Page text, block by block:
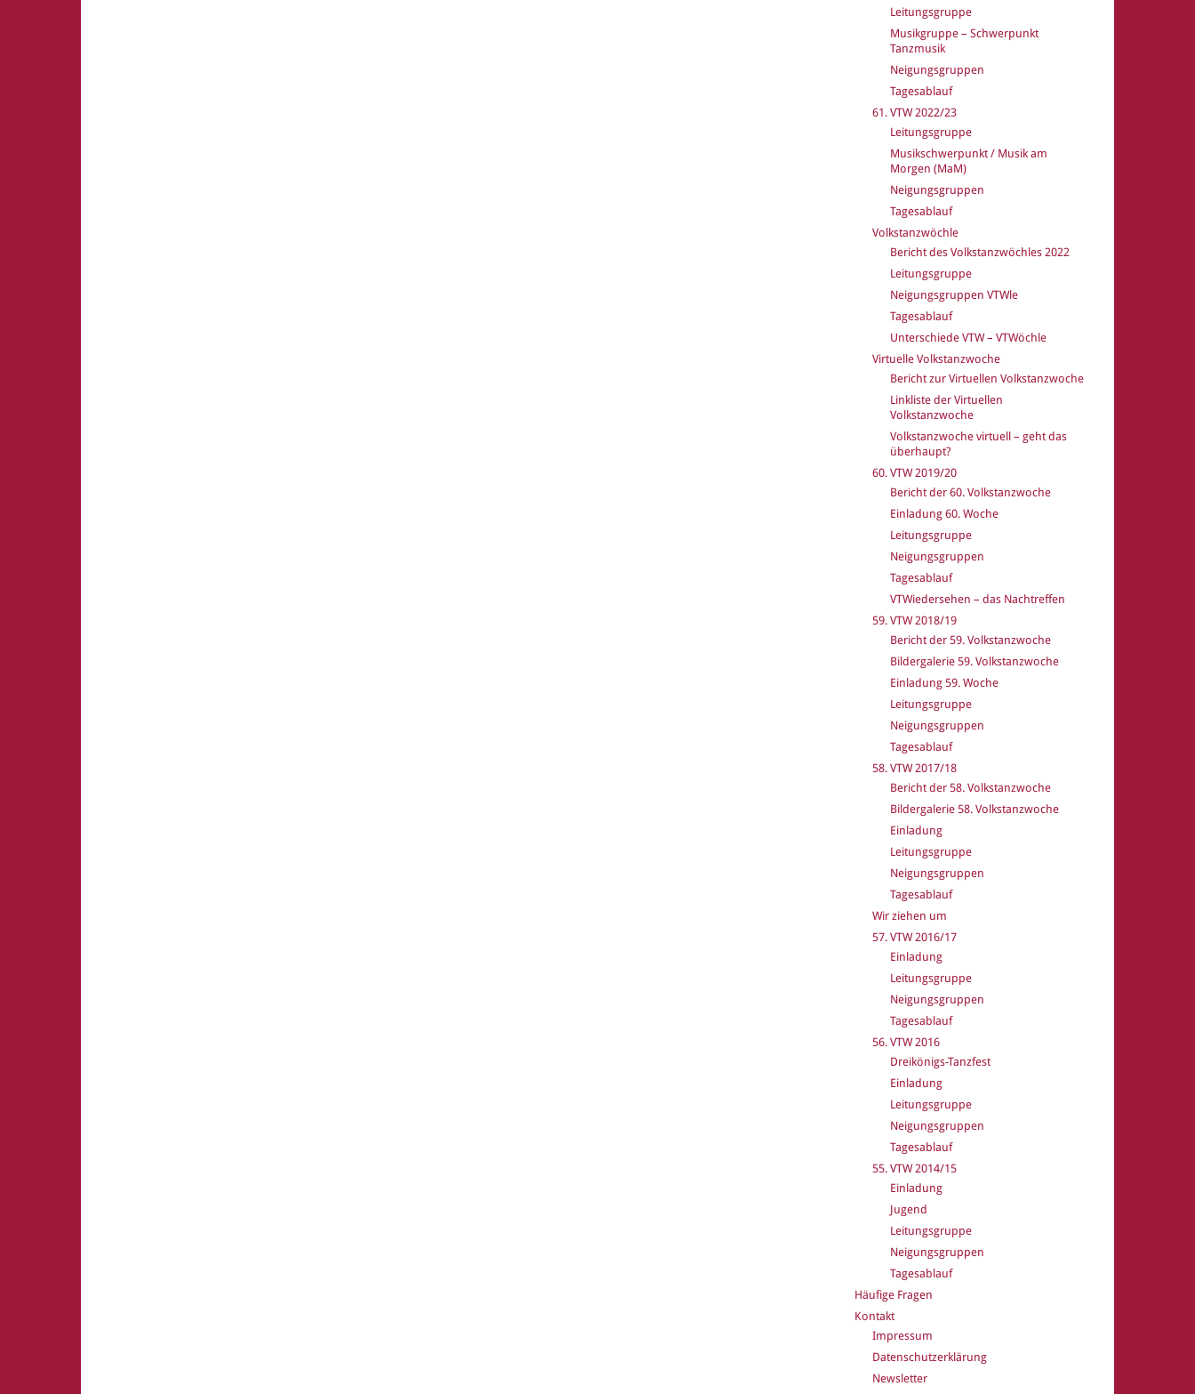
Leitungsgruppe
Musikgruppe – Schwerpunkt
Tanzmusik
Neigungsgruppen
Tagesablauf
61. VTW 2022/23
Leitungsgruppe
Musikschwerpunkt / Musik am
Morgen (MaM)
Neigungsgruppen
Tagesablauf
Volkstanzwöchle
Bericht des Volkstanzwöchles 2022
Leitungsgruppe
Neigungsgruppen VTWle
Tagesablauf
Unterschiede VTW – VTWöchle
Virtuelle Volkstanzwoche
Bericht zur Virtuellen Volkstanzwoche
Linkliste der Virtuellen
Volkstanzwoche
Volkstanzwoche virtuell – geht das
überhaupt?
60. VTW 2019/20
Bericht der 60. Volkstanzwoche
Einladung 60. Woche
Leitungsgruppe
Neigungsgruppen
Tagesablauf
VTWiedersehen – das Nachtreffen
59. VTW 2018/19
Bericht der 59. Volkstanzwoche
Bildergalerie 59. Volkstanzwoche
Einladung 59. Woche
Leitungsgruppe
Neigungsgruppen
Tagesablauf
58. VTW 2017/18
Bericht der 58. Volkstanzwoche
Bildergalerie 58. Volkstanzwoche
Einladung
Leitungsgruppe
Neigungsgruppen
Tagesablauf
Wir ziehen um
57. VTW 2016/17
Einladung
Leitungsgruppe
Neigungsgruppen
Tagesablauf
56. VTW 2016
Dreikönigs-Tanzfest
Einladung
Leitungsgruppe
Neigungsgruppen
Tagesablauf
55. VTW 2014/15
Einladung
Jugend
Leitungsgruppe
Neigungsgruppen
Tagesablauf
Häufige Fragen
Kontakt
Impressum
Datenschutzerklärung
Newsletter